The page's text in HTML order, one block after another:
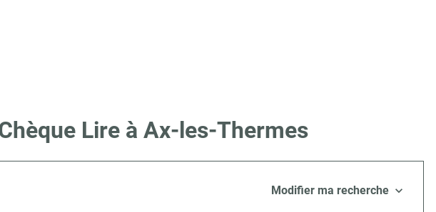
Lire à Ax-les-Thermes
Modifier ma recherche